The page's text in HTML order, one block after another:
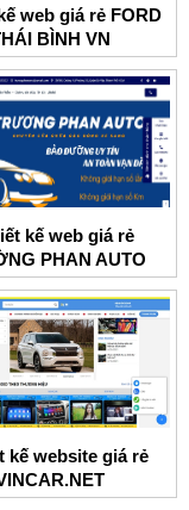
web giá rẻ FORD
BÌNH VN
kế web giá rẻ
PHAN AUTO
kế website giá rẻ